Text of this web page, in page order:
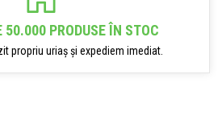
50.000 PRODUSE ÎN STOC
propriu uriaș și expediem imediat.